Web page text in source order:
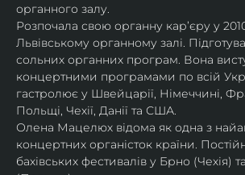
органного залу.
Розпочала свою органну кар’єру у
Львівському органному залі.
сольних органних програм. Вона
концертними програмами по всій
гастролює у Швейцарії, Німеччині,
Польщі, Чехії, Данії та США.
Олена Мацелюх відома як одна з
концертних органісток країни.
бахівських фестивалів у Брно (Чехія)